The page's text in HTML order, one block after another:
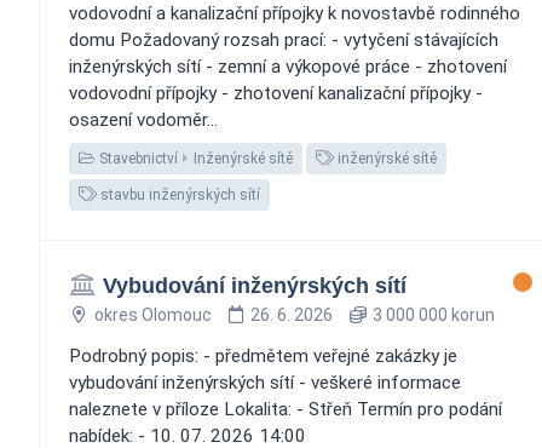
vodovodní a kanalizační přípojky k novostavbě rodinného
domu Požadovaný rozsah prací: - vytyčení stávajících
inženýrských sítí - zemní a výkopové práce - zhotovení
vodovodní přípojky - zhotovení kanalizační přípojky -
osazení vodoměr...
Stavebnictví Inženýrské sítě inženýrské sítě
stavbu inženýrských sítí
Vybudování inženýrských sítí
okres Olomouc 26. 6. 2026 3 000 000 korun
Podrobný popis: - předmětem veřejné zakázky je
vybudování inženýrských sítí - veškeré informace
naleznete v příloze Lokalita: - Střeň Termín pro podání
nabídek: - 10. 07. 2026 14:00